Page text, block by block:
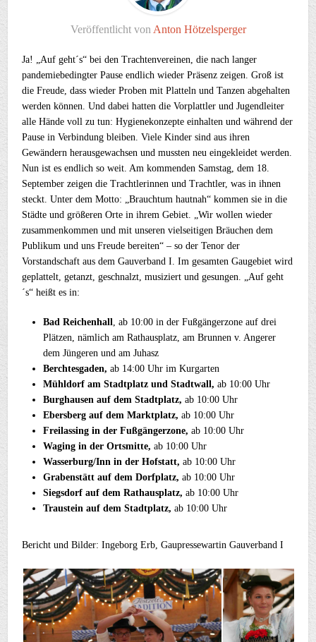
Veröffentlicht von Anton Hötzelsperger
Ja! „Auf geht´s“ bei den Trachtenvereinen, die nach langer
pandemiebedingter Pause endlich wieder Präsenz zeigen. Groß ist
die Freude, dass wieder Proben mit Platteln und Tanzen abgehalten
werden können. Und dabei hatten die Vorplattler und Jugendleiter
alle Hände voll zu tun: Hygienekonzepte einhalten und während der
Pause in Verbindung bleiben. Viele Kinder sind aus ihren
Gewändern herausgewachsen und mussten neu eingekleidet werden.
Nun ist es endlich so weit. Am kommenden Samstag, dem 18.
September zeigen die Trachtlerinnen und Trachtler, was in ihnen
steckt. Unter dem Motto: „Brauchtum hautnah“ kommen sie in die
Städte und größeren Orte in ihrem Gebiet. „Wir wollen wieder
zusammenkommen und mit unseren vielseitigen Bräuchen dem
Publikum und uns Freude bereiten“ – so der Tenor der
Vorstandschaft aus dem Gauverband I. Im gesamten Gaugebiet wird
geplattelt, getanzt, geschnalzt, musiziert und gesungen. „Auf geht
´s“ heißt es in:
Bad Reichenhall , ab 10:00 in der Fußgängerzone auf drei
Plätzen, nämlich am Rathausplatz, am Brunnen v. Angerer
dem Jüngeren und am Juhasz
Berchtesgaden,ab 14:00 Uhr im Kurgarten
Mühldorf am Stadtplatz und Stadtwall, ab 10:00 Uhr
Burghausen auf dem Stadtplatz,ab 10:00 Uhr
Ebersberg auf dem Marktplatz, ab 10:00 Uhr
Freilassing in der Fußgängerzone,ab 10:00 Uhr
Waging in der Ortsmitte,ab 10:00 Uhr
Wasserburg/Inn in der Hofstatt,ab 10:00 Uhr
Grabenstätt auf dem Dorfplatz,ab 10:00 Uhr
Siegsdorf auf dem Rathausplatz,ab 10:00 Uhr
Traustein auf dem Stadtplatz,ab 10:00 Uhr
Bericht und Bilder: Ingeborg Erb, Gaupressewartin Gauverband I